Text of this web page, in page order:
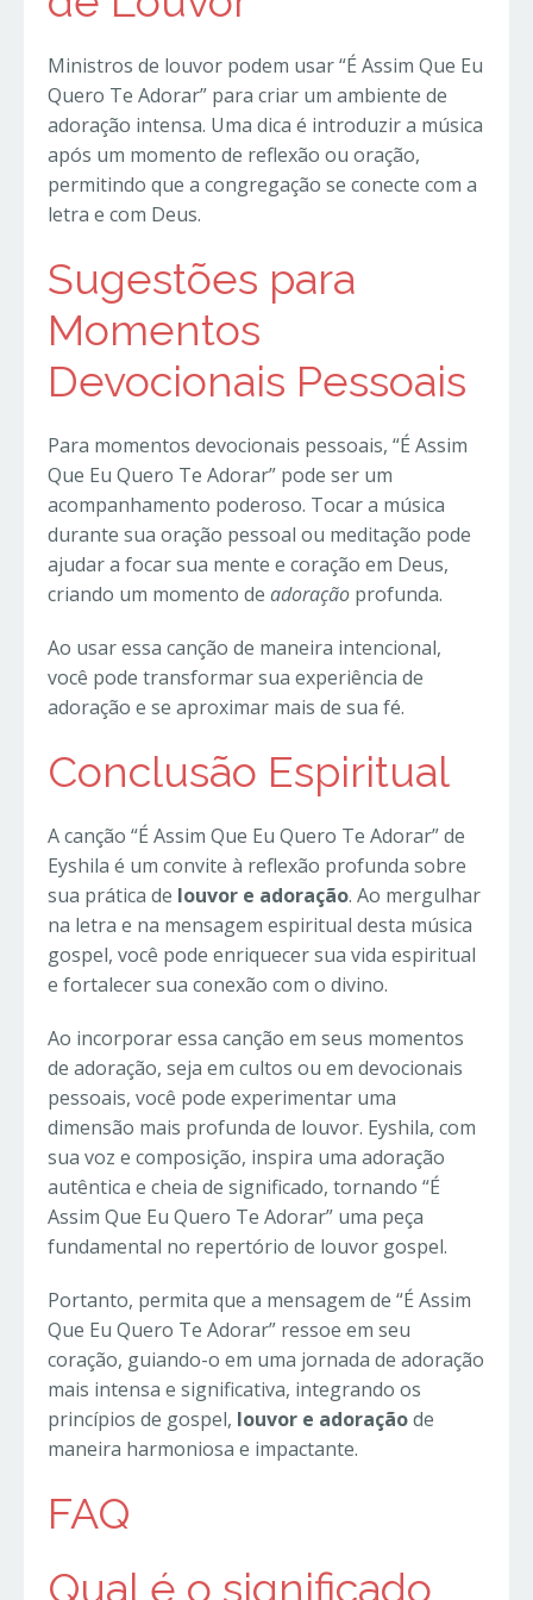
Ministros de louvor podem usar “É Assim Que Eu
Quero Te Adorar” para criar um ambiente de
adoração intensa. Uma dica é introduzir a música
após um momento de reflexão ou oração,
permitindo que a congregação se conecte com a
letra e com Deus.
Sugestões para
Momentos
Devocionais Pessoais
Para momentos devocionais pessoais, “É Assim
Que Eu Quero Te Adorar” pode ser um
acompanhamento poderoso. Tocar a música
durante sua oração pessoal ou meditação pode
ajudar a focar sua mente e coração em Deus,
criando um momento de adoração profunda.
Ao usar essa canção de maneira intencional,
você pode transformar sua experiência de
adoração e se aproximar mais de sua fé.
Conclusão Espiritual
A canção “É Assim Que Eu Quero Te Adorar” de
Eyshila é um convite à reflexão profunda sobre
sua prática de louvor e adoração. Ao mergulhar
na letra e na mensagem espiritual desta música
gospel, você pode enriquecer sua vida espiritual
e fortalecer sua conexão com o divino.
Ao incorporar essa canção em seus momentos
de adoração, seja em cultos ou em devocionais
pessoais, você pode experimentar uma
dimensão mais profunda de louvor. Eyshila, com
sua voz e composição, inspira uma adoração
autêntica e cheia de significado, tornando “É
Assim Que Eu Quero Te Adorar” uma peça
fundamental no repertório de louvor gospel.
Portanto, permita que a mensagem de “É Assim
Que Eu Quero Te Adorar” ressoe em seu
coração, guiando-o em uma jornada de adoração
mais intensa e significativa, integrando os
princípios de gospel, louvor e adoraçãode
maneira harmoniosa e impactante.
FAQ
Qual é o significado